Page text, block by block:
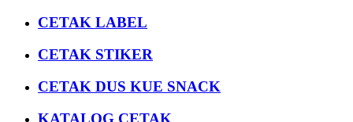
CETAK LABEL
CETAK STIKER
CETAK DUS KUE SNACK
KATALOG CETAK